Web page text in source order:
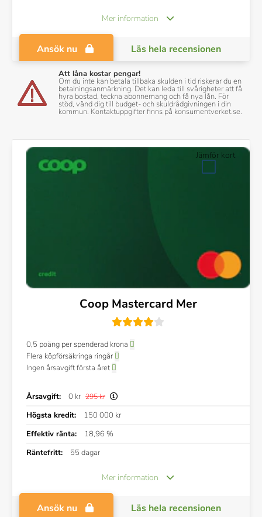
Mer information
Ansök nu Läs hela recensionen
Att låna kostar pengar!
Om du inte kan betala tillbaka skulden i tid riskerar du en
betalningsanmärkning. Det kan leda till svårigheter att få
hyra bostad, teckna abonnemang och få nya lån. För
stöd, vänd dig till budget- och skuldrådgivningen i din
kommun. Kontaktuppgifter finns på konsumentverket.se.
Coop Mastercard Mer
0,5 poäng per spenderad krona
Flera köpförsäkringa ringår
Ingen årsavgift första året
Årsavgift: 0 kr 295 kr
Högsta kredit:
150 000 kr
Effektiv ränta:
18,96 %
Räntefritt:
55 dagar
Mer information
Ansök nu Läs hela recensionen
Jämför kort